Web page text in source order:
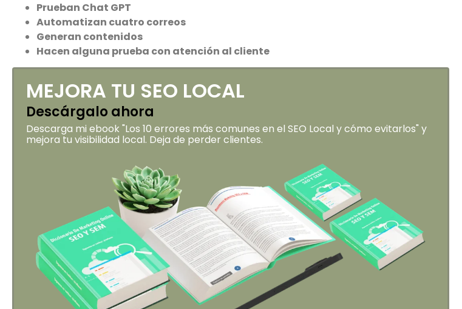
Prueban Chat GPT
Automatizan cuatro correos
Generan contenidos
Hacen alguna prueba con atención al cliente
MEJORA TU SEO LOCAL
Descárgalo ahora
Descarga mi ebook "Los 10 errores más comunes en el SEO Local y cómo evitarlos" y
mejora tu visibilidad local. Deja de perder clientes.